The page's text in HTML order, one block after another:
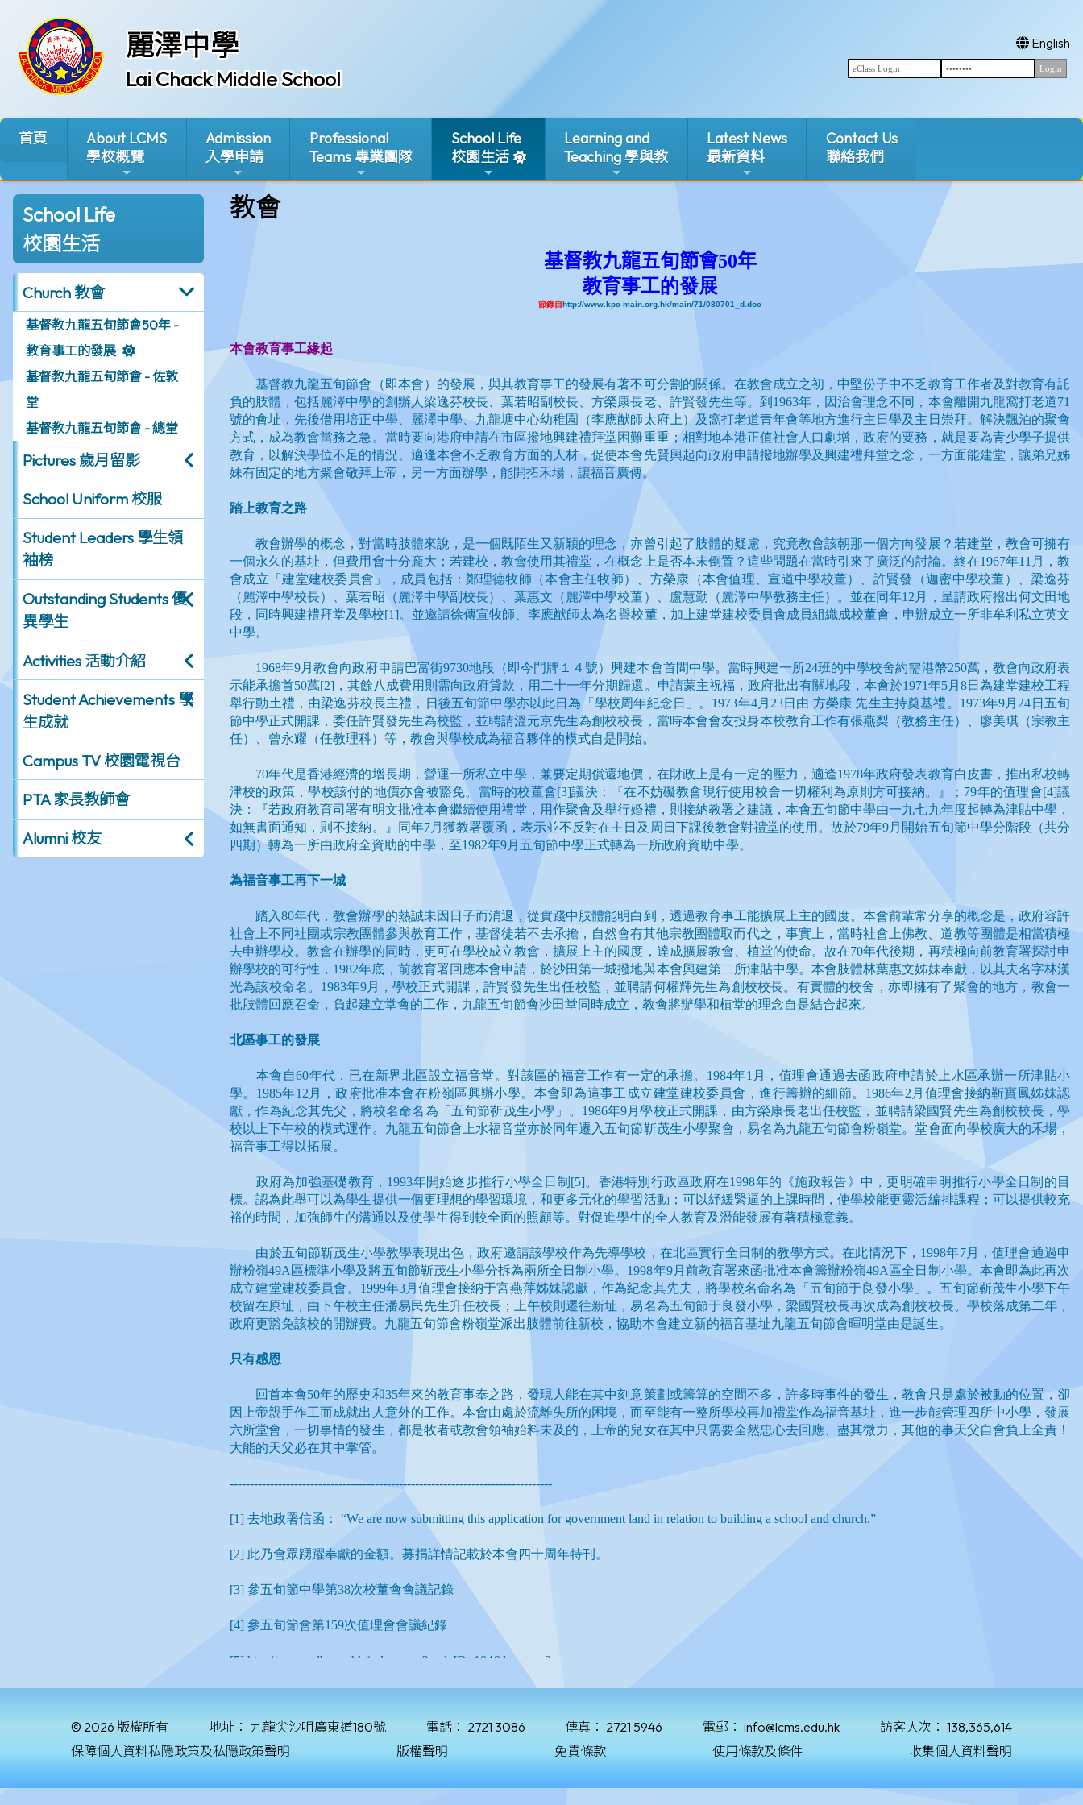
麗澤中學
Lai Chack Middle School
English
首頁
About LCMS
學校概覽
Admission
入學申請
Professional
Teams 專業團隊
School Life
校園生活
Learning and
Teaching 學與教
Latest News
最新資料
Contact Us
聯絡我們
School Life
校園生活
Church 教會
基督教九龍五旬節會50年 -
教育事工的發展
基督教九龍五旬節會 - 佐敦
堂
基督教九龍五旬節會 - 總堂
Pictures 歲月留影
School Uniform 校服
Student Leaders 學生領
袖榜
Outstanding Students 優
異學生
Activities 活動介紹
Student Achievements 學
生成就
Campus TV 校園電視台
PTA 家長教師會
Alumni 校友
教會
© 2026 版權所有 地址： 九龍尖沙咀廣東道180號 電話： 2721 3086 傳真： 2721 5946 電郵： info@lcms.edu.hk 訪客人次： 138,365,614
保障個人資料私隱政策及私隱政策聲明
版權聲明 免責條款 使用條款及條件 收集個人資料聲明